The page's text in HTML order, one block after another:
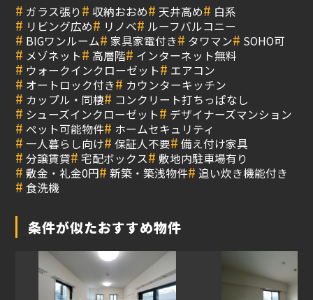
# ガラス張り# 収納おおめ# 天井高め# 白系
# リビング広め# リノベ# ルーフバルコニー
# BIGワンルーム# 家具家電付き# タワマン# SOHO可
# メゾネット# 高層階# インターネット無料
# ウォークインクローゼット# エアコン
# オートロック付き# カウンターキッチン
# カップル・同棲# コンクリート打ちっぱなし
# シューズインクローゼット# デザイナーズマンション
# ペット可能物件# ホームセキュリティ
# 一人暮らし向け# 保証人不要# 備え付け家具
# 分譲賃貸# 宅配ボックス# 敷地内駐車場有り
# 敷金・礼金0円# 新築・築浅物件# 追い炊き機能付き
# 食洗機
条件が似たおすすめ物件